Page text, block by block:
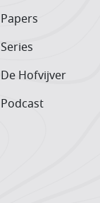
Papers
Series
De Hofvijver
Podcast